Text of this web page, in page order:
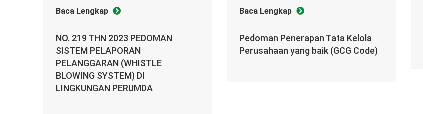
Baca Lengkap
NO. 219 THN 2023 PEDOMAN
SISTEM PELAPORAN
PELANGGARAN (WHISTLE
BLOWING SYSTEM) DI
LINGKUNGAN PERUMDA
Baca Lengkap
Pedoman Penerapan Tata Kelola
Perusahaan yang baik (GCG Code)